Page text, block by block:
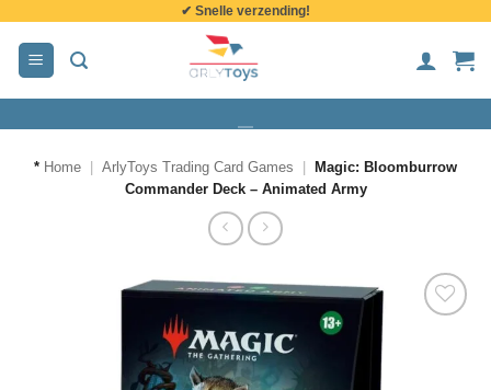
inhoud
✔ Snelle verzending!
* Home ArlyToys Trading Card Games
Magic: Bloomburrow
Commander Deck – Animated Army